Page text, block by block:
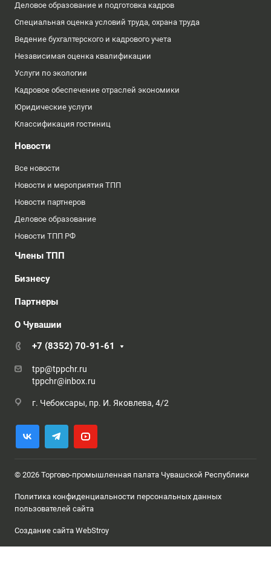
Деловое образование и подготовка кадров
Специальная оценка условий труда, охрана труда
Ведение бухгалтерского и кадрового учета
Независимая оценка квалификации
Услуги по экологии
Кадровое обеспечение отраслей экономики
Юридические услуги
Классификация гостиниц
Новости
Все новости
Новости и мероприятия ТПП
Новости партнеров
Деловое образование
Новости ТПП РФ
Члены ТПП
Бизнесу
Партнеры
О Чувашии
+7 (8352) 70-91-61
tpp@tppchr.ru
tppchr@inbox.ru
г. Чебоксары, пр. И. Яковлева, 4/2
© 2026 Торгово-промышленная палата Чувашской Республики
Политика конфиденциальности персональных данных
пользователей сайта
Создание сайта WebStroy